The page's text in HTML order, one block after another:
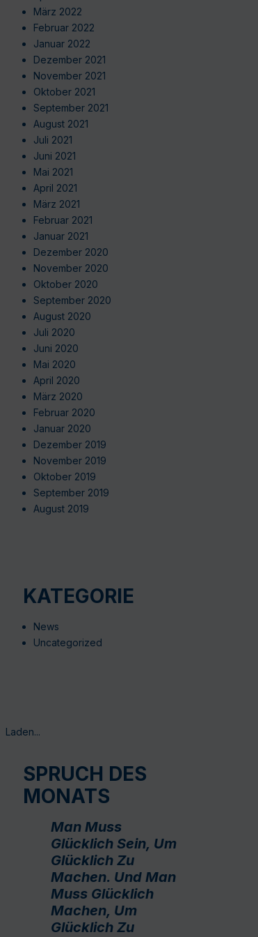
März 2022
Februar 2022
Januar 2022
Dezember 2021
November 2021
Oktober 2021
September 2021
August 2021
Juli 2021
Juni 2021
Mai 2021
April 2021
März 2021
Februar 2021
Januar 2021
Dezember 2020
November 2020
Oktober 2020
September 2020
August 2020
Juli 2020
Juni 2020
Mai 2020
April 2020
März 2020
Februar 2020
Januar 2020
Dezember 2019
November 2019
Oktober 2019
September 2019
August 2019
KATEGORIE
News
Uncategorized
Laden...
SPRUCH DES
MONATS
Man Muss
Glücklich Sein, Um
Glücklich Zu
Machen. Und Man
Muss Glücklich
Machen, Um
Glücklich Zu